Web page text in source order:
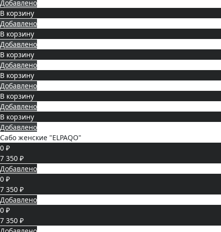
Добавлено
В корзину
Добавлено
В корзину
Добавлено
В корзину
Добавлено
В корзину
Добавлено
В корзину
Добавлено
В корзину
Добавлено
Сабо женские "ELPAQO"
0 ₽
7 350 ₽
Добавлено
0 ₽
7 350 ₽
Добавлено
0 ₽
7 350 ₽